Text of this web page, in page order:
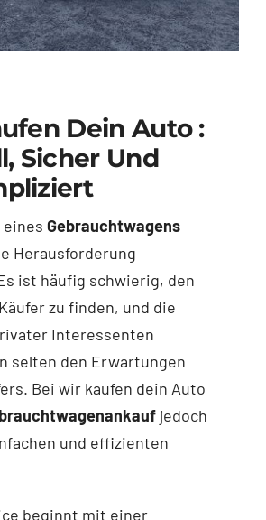
Dein Auto :
Sicher Und
eines Gebrauchtwagens
Herausforderung
ist häufig schwierig, den
zu finden, und die
Interessenten
selten den Erwartungen
Bei wir kaufen dein Auto
jedoch
und effizienten
beginnt mit einer